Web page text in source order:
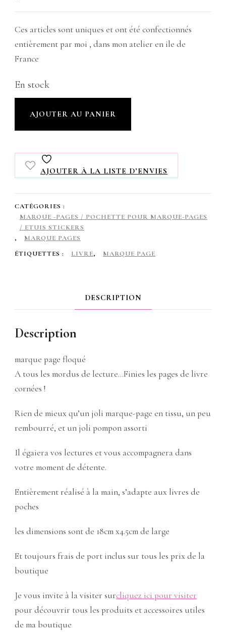
Ces articles sont uniques et ont été confectionnés
entièrement par moi , dans mon atelier en ile de
France
En stock
page
,
en
coton
rembourré,
cœurs
AJOUTER AU PANIER
AJOUTER À LA LISTE D’ENVIES
CATÉGORIES :
MARQUE -PAGES / POCHETTE POUR MARQUE-PAGES
/ ETUIS STICKERS
,
MARQUE PAGES
ÉTIQUETTES :
LIVRE, MARQUE PAGE
DESCRIPTION
Description
marque page floqué
A tous les mordus de lecture…Finies les pages de livre
cornées !
Rien de mieux qu’un joli marque-page en tissu, un peu
rembourré, et un joli pompon assorti
Il égaiera vos lectures et vous accompagnera dans
votre moment de détente.
Entièrement réalisé à la main, s’adapte aux livres de
poches
les dimensions sont de 18cm x4.5cm de large
Et toujours frais de port inclus sur tous les prix de la
boutique
Je vous invite à la visiter surcliquez ici pour visiter
pour découvrir tous les produits et accessoires utiles
de ma boutique